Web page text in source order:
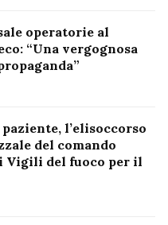
operatorie al
“Una vergognosa
l’elisoccorso
del comando
Vigili del fuoco per il